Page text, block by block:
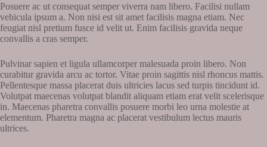
Posuere ac ut consequat semper viverra nam libero. Facilisi nullam
vehicula ipsum a. Non nisi est sit amet facilisis magna etiam. Nec
feugiat nisl pretium fusce id velit ut. Enim facilisis gravida neque
convallis a cras semper.
Pulvinar sapien et ligula ullamcorper malesuada proin libero. Non
curabitur gravida arcu ac tortor. Vitae proin sagittis nisl rhoncus mattis.
Pellentesque massa placerat duis ultricies lacus sed turpis tincidunt id.
Volutpat maecenas volutpat blandit aliquam etiam erat velit scelerisque
in. Maecenas pharetra convallis posuere morbi leo urna molestie at
elementum. Pharetra magna ac placerat vestibulum lectus mauris
ultrices.